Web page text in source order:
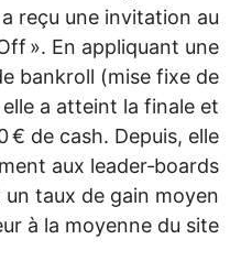
elle a reçu une invitation
». En appliquant
de bankroll (mise fixe
elle a atteint la
7 000 € de cash. Depuis,
aux
un taux de gain
à la moyenne du